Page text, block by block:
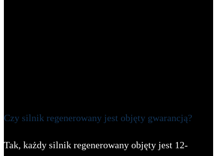
Czy silnik regenerowany jest objęty gwarancją?
Tak, każdy silnik regenerowany objęty jest 12-